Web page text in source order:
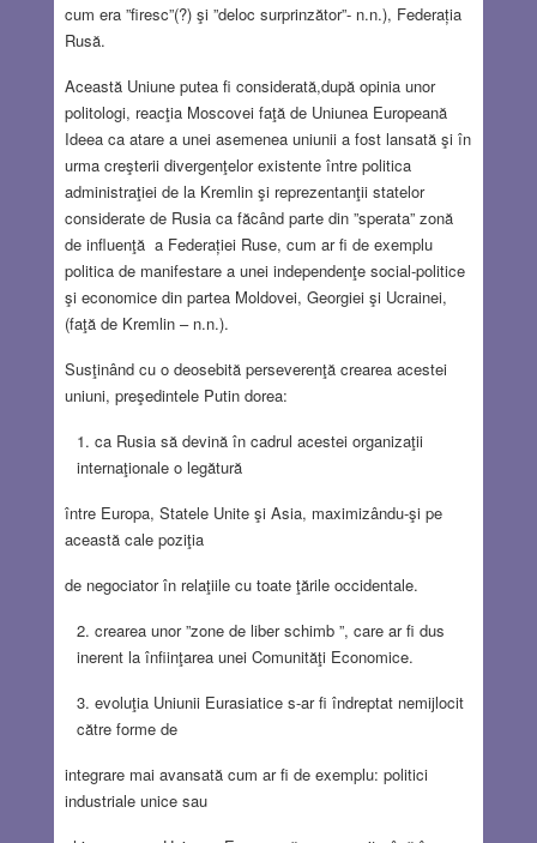
cum era ”firesc”(?) şi ”deloc surprinzător”- n.n.), Federația
Rusă.
Această Uniune putea fi considerată,după opinia unor
politologi, reacţia Moscovei faţă de Uniunea Europeană
Ideea ca atare a unei asemenea uniunii a fost lansată şi în
urma creşterii divergenţelor existente între politica
administraţiei de la Kremlin şi reprezentanţii statelor
considerate de Rusia ca făcând parte din ”sperata” zonă
de influenţă a Federației Ruse, cum ar fi de exemplu
politica de manifestare a unei independenţe social-politice
şi economice din partea Moldovei, Georgiei şi Ucrainei,
(faţă de Kremlin – n.n.).
Susţinând cu o deosebită perseverenţă crearea acestei
uniuni, preşedintele Putin dorea:
ca Rusia să devină în cadrul acestei organizaţii
internaţionale o legătură
între Europa, Statele Unite şi Asia, maximizându-şi pe
această cale poziţia
de negociator în relaţiile cu toate ţările occidentale.
crearea unor ”zone de liber schimb ”, care ar fi dus
inerent la înfiinţarea unei Comunităţi Economice.
evoluţia Uniunii Eurasiatice s-ar fi îndreptat nemijlocit
către forme de
integrare mai avansată cum ar fi de exemplu: politici
industriale unice sau